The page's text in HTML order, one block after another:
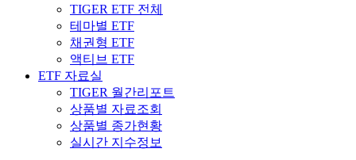
TIGER ETF 전체
테마별 ETF
채권형 ETF
액티브 ETF
ETF 자료실
TIGER 월간리포트
상품별 자료조회
상품별 종가현황
실시간 지수정보